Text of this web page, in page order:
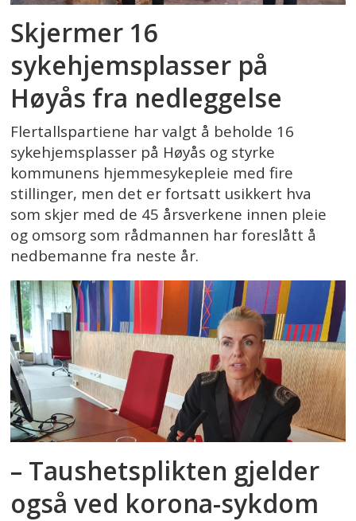
Skjermer 16
sykehjemsplasser på
Høyås fra nedleggelse
Flertallspartiene har valgt å beholde 16
sykehjemsplasser på Høyås og styrke
kommunens hjemmesykepleie med fire
stillinger, men det er fortsatt usikkert hva
som skjer med de 45 årsverkene innen pleie
og omsorg som rådmannen har foreslått å
nedbemanne fra neste år.
– Taushetsplikten gjelder
også ved korona-sykdom